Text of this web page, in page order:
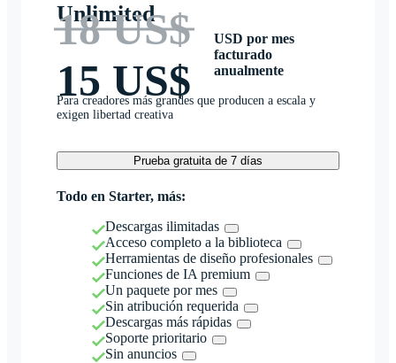
Unlimited
18 US$
15 US$
USD por mes
facturado
anualmente
Para creadores más grandes que producen a escala y
exigen libertad creativa
Prueba gratuita de 7 días
Todo en Starter, más:
Descargas ilimitadas
Acceso completo a la biblioteca
Herramientas de diseño profesionales
Funciones de IA premium
Un paquete por mes
Sin atribución requerida
Descargas más rápidas
Soporte prioritario
Sin anuncios